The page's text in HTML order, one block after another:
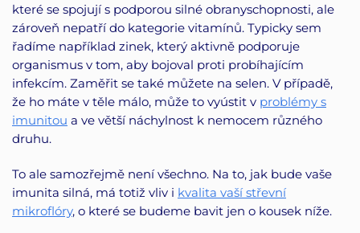
které se spojují s podporou silné obranyschopnosti, ale
zároveň nepatří do kategorie vitamínů. Typicky sem
řadíme například zinek, který aktivně podporuje
organismus v tom, aby bojoval proti probíhajícím
infekcím. Zaměřit se také můžete na selen. V případě,
že ho máte v těle málo, může to vyústit v problémy s
imunitou a ve větší náchylnost k nemocem různého
druhu.
To ale samozřejmě není všechno. Na to, jak bude vaše
imunita silná, má totiž vliv i kvalita vaší střevní
mikroflóry, o které se budeme bavit jen o kousek níže.